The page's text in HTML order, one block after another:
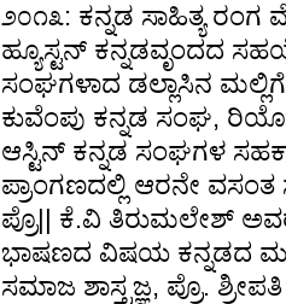
೨೦೧೩: ಕನ್ನಡ ಸಾಹಿತ್ಯ
ಹ್ಯೂಸ್ಟನ್ ಕನ್ನಡವೃಂದದ
ಸಂಘಗಳಾದ ಡಲ್ಲಾಸಿನ
ಕುವೆಂಪು ಕನ್ನಡ ಸಂಘ,
ಆಸ್ಟಿನ್ ಕನ್ನಡ ಸಂಘಗಳ
ಪ್ರಾಂಗಣದಲ್ಲಿ ಆರನೇ ವಸಂತ
ಪ್ರೊ|| ಕೆ.ವಿ ತಿರುಮಲೇಶ್
ಭಾಷಣದ ವಿಷಯ ಕನ್ನಡದ
ಸಮಾಜ ಶಾಸ್ತ್ರಜ್ಞ, ಪ್ರೊ.